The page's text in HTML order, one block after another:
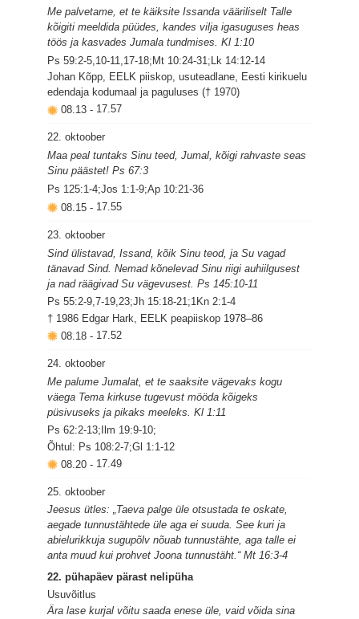
Me palvetame, et te käiksite Issanda vääriliselt Talle
kõigiti meeldida püüdes, kandes vilja igasuguses heas
töös ja kasvades Jumala tundmises. Kl 1:10
Ps 59:2-5,10-11,17-18;Mt 10:24-31;Lk 14:12-14
Johan Kõpp, EELK piiskop, usuteadlane, Eesti kirikuelu
edendaja kodumaal ja paguluses († 1970)
08.13- 17.57
22. oktoober
Maa peal tuntaks Sinu teed, Jumal, kõigi rahvaste seas
Sinu päästet! Ps 67:3
Ps 125:1-4;Jos 1:1-9;Ap 10:21-36
08.15- 17.55
23. oktoober
Sind ülistavad, Issand, kõik Sinu teod, ja Su vagad
tänavad Sind. Nemad kõnelevad Sinu riigi auhiilgusest
ja nad räägivad Su vägevusest. Ps 145:10-11
Ps 55:2-9,7-19,23;Jh 15:18-21;1Kn 2:1-4
† 1986 Edgar Hark, EELK peapiiskop 1978–86
08.18- 17.52
24. oktoober
Me palume Jumalat, et te saaksite vägevaks kogu
väega Tema kirkuse tugevust mööda kõigeks
püsivuseks ja pikaks meeleks. Kl 1:11
Ps 62:2-13;Ilm 19:9-10;
Õhtul: Ps 108:2-7;Gl 1:1-12
08.20- 17.49
25. oktoober
Jeesus ütles: „Taeva palge üle otsustada te oskate,
aegade tunnustähtede üle aga ei suuda. See kuri ja
abielurikkuja sugupõlv nõuab tunnustähte, aga talle ei
anta muud kui prohvet Joona tunnustäht.“ Mt 16:3-4
22. pühapäev pärast nelipüha
Usuvõitlus
Ära lase kurjal võitu saada enese üle, vaid võida sina